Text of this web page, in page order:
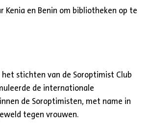
Kenia en Benin om bibliotheken op te
stichten van de Soroptimist Club
de internationale
de Soroptimisten, met name in
tegen vrouwen.